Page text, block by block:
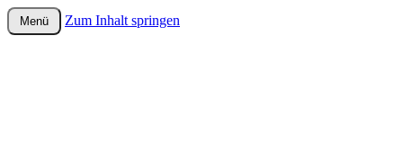
wurster-cartoon-blog.de
Menü Zum Inhalt springen